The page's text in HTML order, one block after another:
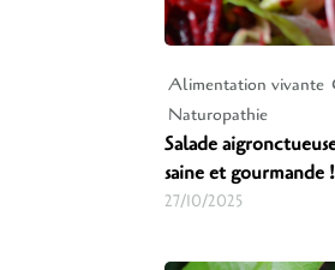
Alimentation vivante
Naturopathie
Salade
saine et gourmande !
27/10/2025